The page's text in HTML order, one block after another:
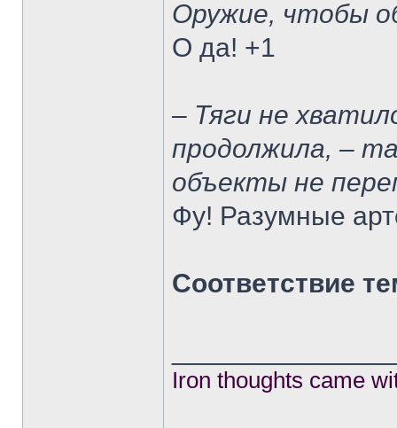
Оружие, чтобы
О да! +1
– Тяги не
продолжила, –
объекты не
Фу! Разумные
Соответствие
Iron thoughts came